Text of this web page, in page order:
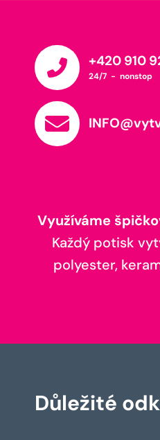
+420 910
24/7 - nonstop
Využíváme
Každý potisk
polyester,
Důležité